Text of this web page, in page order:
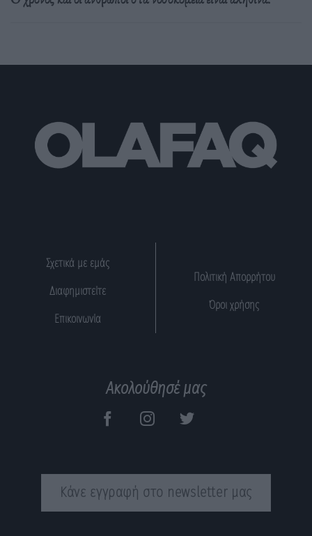
Σχετικά με εμάς
Διαφημιστείτε
Επικοινωνία
Πολιτική Απορρήτου
Όροι χρήσης
Ακολούθησέ μας
Κάνε εγγραφή στο newsletter μας